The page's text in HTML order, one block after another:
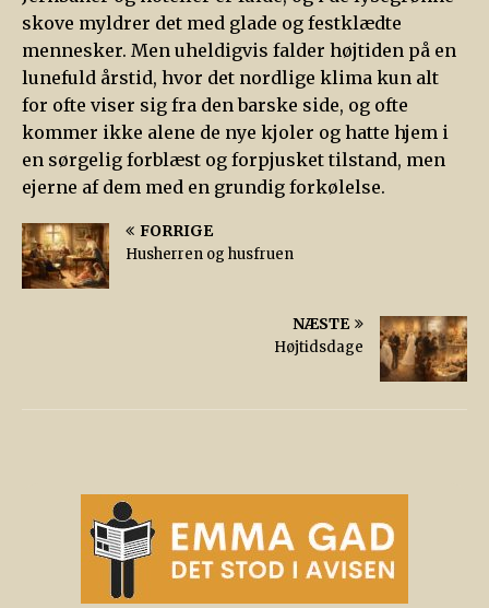
skove myldrer det med glade og festklædte
mennesker. Men uheldigvis falder højtiden på en
lunefuld årstid, hvor det nordlige klima kun alt
for ofte viser sig fra den barske side, og ofte
kommer ikke alene de nye kjoler og hatte hjem i
en sørgelig forblæst og forpjusket tilstand, men
ejerne af dem med en grundig forkølelse.
FORRIGE
Husherren og husfruen
NÆSTE
Højtidsdage